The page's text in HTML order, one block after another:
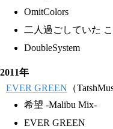
OmitColors
二人過ごしていた
DoubleSystem
2011年
EVER GREEN （
希望 -Malibu Mix-
EVER GREEN